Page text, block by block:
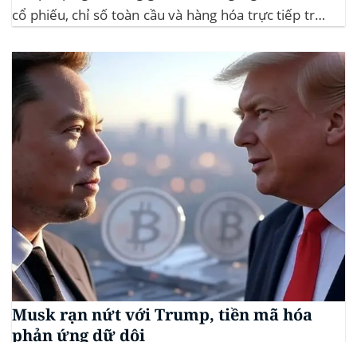
cổ phiếu, chỉ số toàn cầu và hàng hóa trực tiếp trên
giao dịch tiền mã hóa...
Musk rạn nứt với Trump, tiền mã hóa
phản ứng dữ dội